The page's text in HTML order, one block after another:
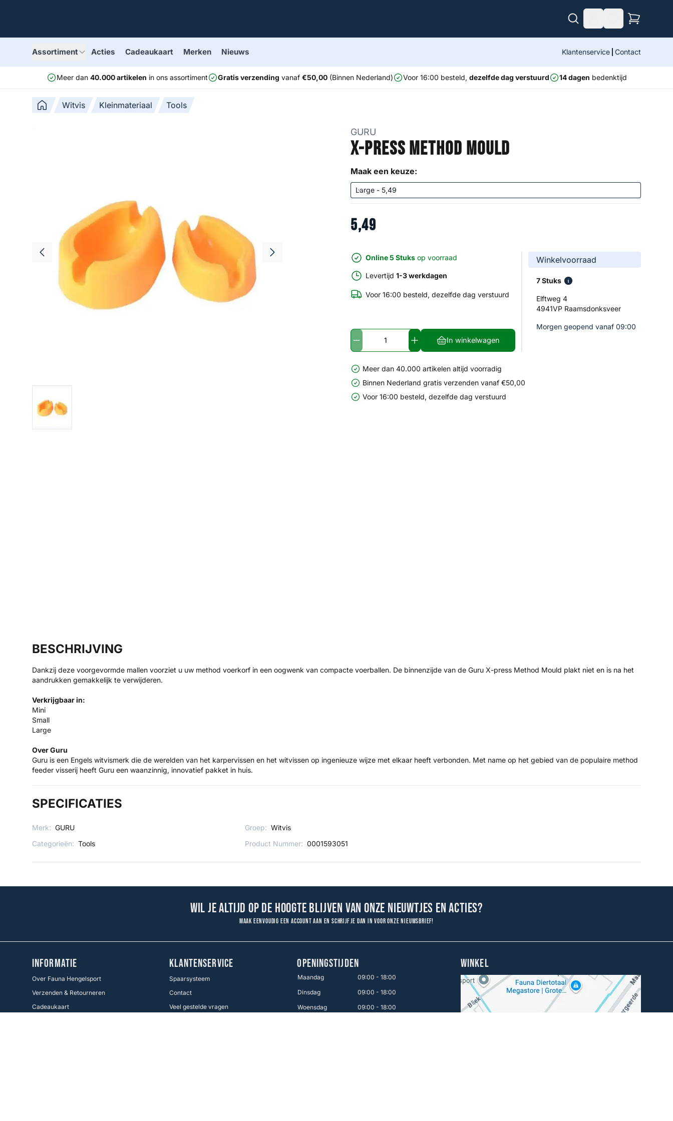
Assortiment Acties Cadeaukaart Merken Nieuws Klantenservice Contact
Meer dan 40.000 artikelen in ons assortiment Gratis verzending vanaf €50,00(Binnen Nederland) Voor 16:00 besteld, dezelfde dag verstuurd 14 dagen bedenktijd
Witvis Kleinmateriaal Tools
GURU
X-press Method Mould
Maak een keuze:
5,49
Online 5 Stuks op voorraad
Levertijd 1-3 werkdagen
Voor 16:00 besteld, dezelfde dag verstuurd
In winkelwagen
Winkelvoorraad
7 Stuks
Elftweg 4
4941VP Raamsdonksveer
Morgen geopend vanaf 09:00
Meer dan 40.000 artikelen altijd voorradig
Binnen Nederland gratis verzenden vanaf €50,00
Voor 16:00 besteld, dezelfde dag verstuurd
BESCHRIJVING
Dankzij deze voorgevormde mallen voorziet u uw method voerkorf in een oogwenk van compacte voerballen. De binnenzijde van de Guru X-press Method Mould plakt niet en is na het
aandrukken gemakkelijk te verwijderen.
Verkrijgbaar in:
Mini
Small
Large
Over Guru
Guru is een Engels witvismerk die de werelden van het karpervissen en het witvissen op ingenieuze wijze met elkaar heeft verbonden. Met name op het gebied van de populaire method
feeder visserij heeft Guru een waanzinnig, innovatief pakket in huis.
SPECIFICATIES
Merk: GURU Groep: Witvis
Categorieën: Tools Product Nummer: 0001593051
Wil je altijd op de hoogte blijven van onze nieuwtjes en acties?
Maak eenvoudig een account aan en schrijf je dan in voor onze nieuwsbrief!
INFORMATIE
Over Fauna Hengelsport
Verzenden & Retourneren
Cadeaukaart
KLANTENSERVICE
Spaarsysteem
Contact
Veel gestelde vragen
OPENINGSTIJDEN
Maandag
09:00 - 18:00
Dinsdag
09:00 - 18:00
Woensdag
09:00 - 18:00
WINKEL